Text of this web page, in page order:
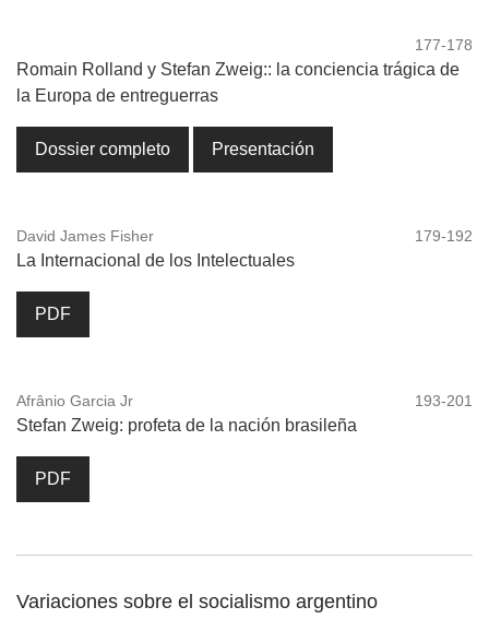
177-178
Romain Rolland y Stefan Zweig:: la conciencia trágica de
la Europa de entreguerras
Dossier completo Presentación
David James Fisher 179-192
La Internacional de los Intelectuales
PDF
Afrânio Garcia Jr 193-201
Stefan Zweig: profeta de la nación brasileña
PDF
Variaciones sobre el socialismo argentino